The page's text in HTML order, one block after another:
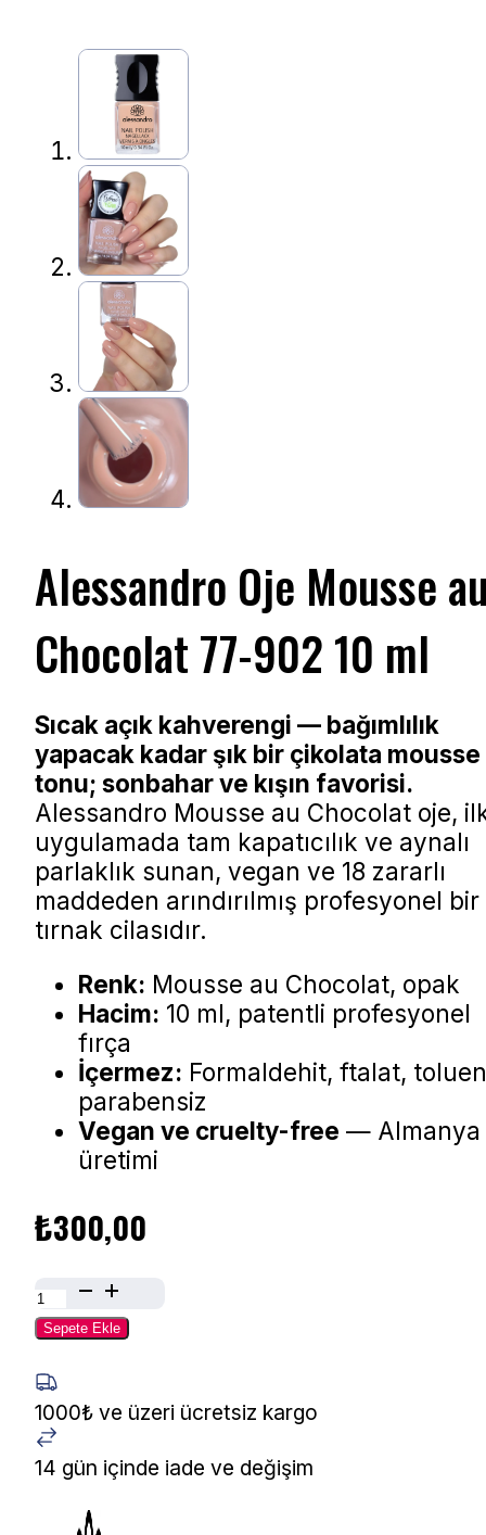
Alessandro Oje Mousse
Chocolat 77-902 10 ml
Sıcak açık kahverengi — bağımlılık
yapacak kadar şık bir çikolata mousse
tonu; sonbahar ve kışın favorisi.
Alessandro Mousse au Chocolat oje,
uygulamada tam kapatıcılık ve aynalı
parlaklık sunan, vegan ve 18 zararlı
maddeden arındırılmış profesyonel bir
tırnak cilasıdır.
Renk: Mousse au Chocolat, opak
Hacim: 10 ml, patentli profesyonel
fırça
İçermez: Formaldehit, ftalat,
parabensiz
Vegan ve cruelty-free — Almanya
üretimi
₺300,00
Alessandro
Oje
au
Chocolat
77-
902
Sepete Ekle
1000₺ ve üzeri ücretsiz kargo
14 gün içinde iade ve değişim